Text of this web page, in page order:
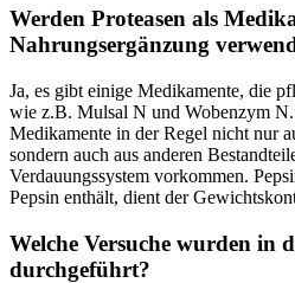
Werden Proteasen als
Nahrungsergänzung
Ja, es gibt einige Medikamente, die
wie z.B. Mulsal N und Wobenzym N.
Medikamente in der Regel nicht nur
sondern auch aus anderen
Verdauungssystem vorkommen.
Pepsin enthält, dient der
Welche Versuche wurden in
durchgeführt?